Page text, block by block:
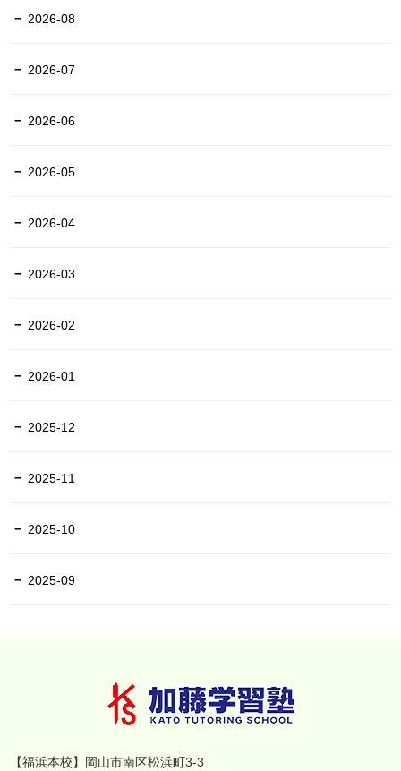
2026-08
2026-07
2026-06
2026-05
2026-04
2026-03
2026-02
2026-01
2025-12
2025-11
2025-10
2025-09
【福浜本校】岡山市南区松浜町3-3